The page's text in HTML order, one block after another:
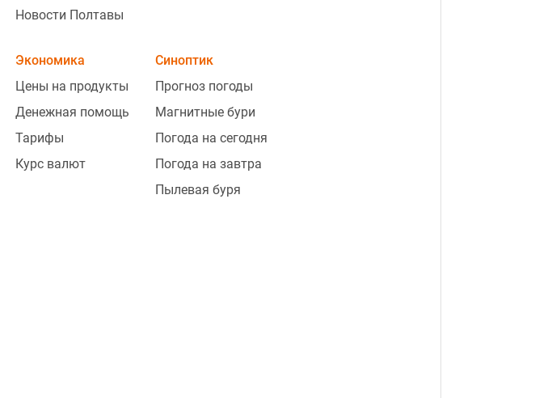
Новости Полтавы
Экономика
Цены на продукты
Денежная помощь
Тарифы
Курс валют
Синоптик
Прогноз погоды
Магнитные бури
Погода на сегодня
Погода на завтра
Пылевая буря